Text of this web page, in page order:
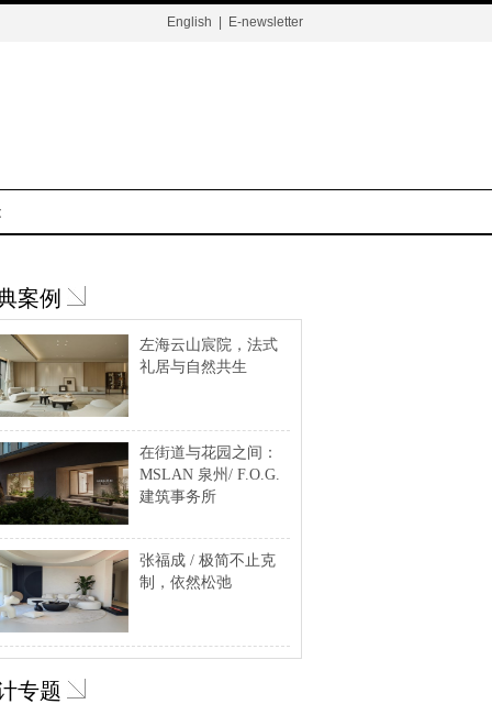
English E-newsletter
案例
左海云山宸院，法式
礼居与自然共生
在街道与花园之间：
MSLAN 泉州/ F.O.G.
建筑事务所
张福成 / 极简不止克
制，依然松弛
专题